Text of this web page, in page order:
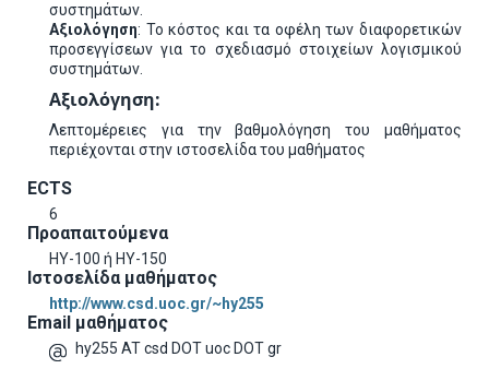
συστημάτων.
Αξιολόγηση: Το κόστος και τα οφέλη των διαφορετικών
προσεγγίσεων για το σχεδιασμό στοιχείων λογισμικού
συστημάτων.
Αξιολόγηση:
Λεπτομέρειες για την βαθμολόγηση του μαθήματος
περιέχονται στην ιστοσελίδα του μαθήματος
ECTS
6
Προαπαιτούμενα
ΗΥ-100 ή ΗΥ-150
Ιστοσελίδα μαθήματος
http://www.csd.uoc.gr/~hy255
Email μαθήματος
hy255 AT csd DOT uoc DOT gr